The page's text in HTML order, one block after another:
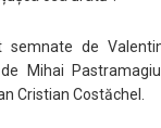
de
Mihai
Cristian Costăchel.